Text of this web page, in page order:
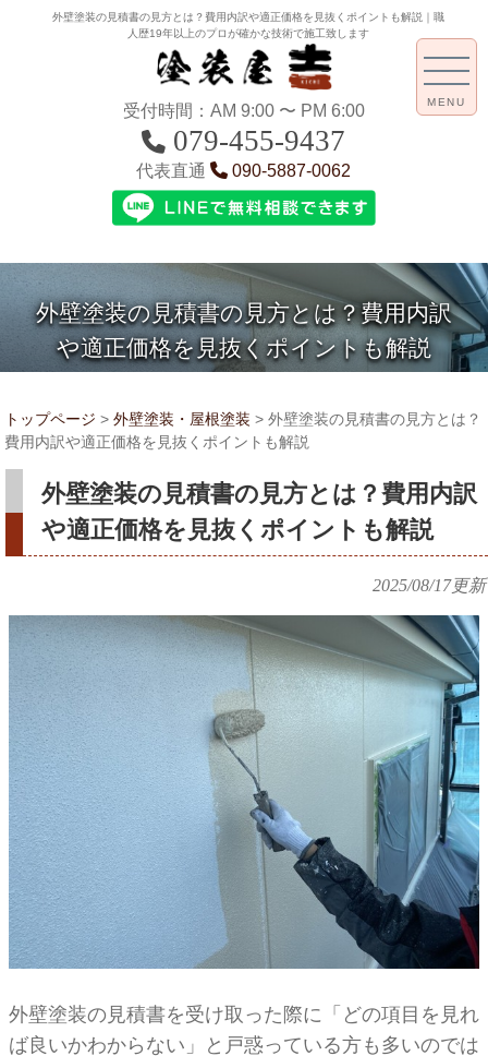
外壁塗装の見積書の見方とは？費用内訳や適正価格を見抜くポイントも解説｜職
人歴19年以上のプロが確かな技術で施工致します
受付時間：AM 9:00 〜 PM 6:00
079-455-9437
代表直通 090-5887-0062
外壁塗装の見積書の見方とは？費用内訳
や適正価格を見抜くポイントも解説
MENU
トップページ > 外壁塗装・屋根塗装 > 外壁塗装の見積書の見方とは？
費用内訳や適正価格を見抜くポイントも解説
外壁塗装の見積書の見方とは？費用内訳
や適正価格を見抜くポイントも解説
2025/08/17更新
外壁塗装の見積書を受け取った際に「どの項目を見れ
ば良いかわからない」と戸惑っている方も多いのでは